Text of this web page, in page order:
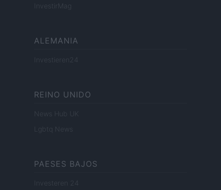
InvestirMag
ALEMANIA
Investieren24
REINO UNIDO
News Hub UK
Lgbtq News
PAESES BAJOS
Investeren 24